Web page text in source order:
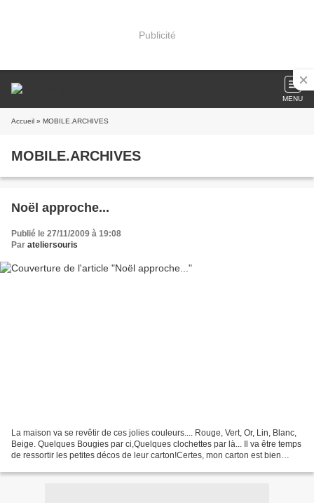
Publicité
MENU
Accueil » MOBILE.ARCHIVES
MOBILE.ARCHIVES
Noël approche...
Publié le 27/11/2009 à 19:08
Par ateliersouris
La maison va se revêtir de ces jolies couleurs.... Rouge, Vert, Or, Lin, Blanc,
Beige. Quelques Bougies par ci,Quelques clochettes par là... Il va être temps
de ressortir les petites décos de leur carton!Certes, mon carton est bien